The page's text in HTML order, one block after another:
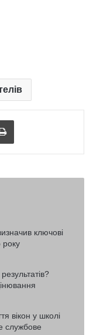
поштоюНадрукувати
ключові
року
вікон у школі
службове